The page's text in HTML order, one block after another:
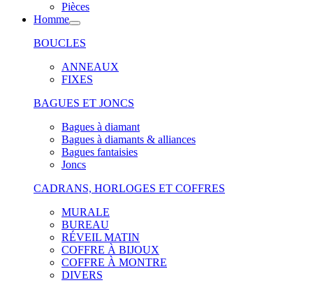
Pièces
Homme
BOUCLES
ANNEAUX
FIXES
BAGUES ET JONCS
Bagues à diamant
Bagues à diamants & alliances
Bagues fantaisies
Joncs
CADRANS, HORLOGES ET COFFRES
MURALE
BUREAU
RÉVEIL MATIN
COFFRE À BIJOUX
COFFRE À MONTRE
DIVERS